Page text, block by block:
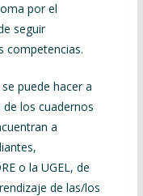
por el
seguir
competencias.
puede hacer a
los cuadernos
a
o la UGEL, de
de las/los